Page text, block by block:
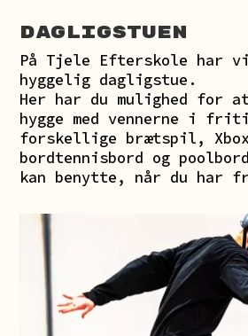
Dagligstuen
På Tjele Efterskole har
hyggelig dagligstue.
Her har du mulighed for
hygge med vennerne i
forskellige brætspil,
bordtennisbord og
kan benytte, når du har